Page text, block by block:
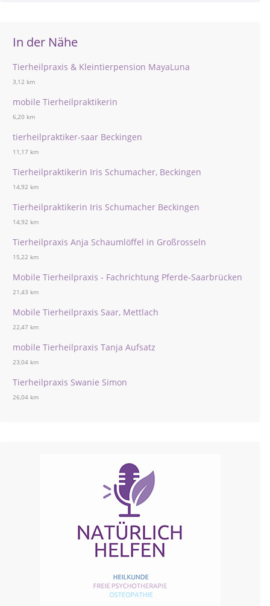
In der Nähe
Tierheilpraxis & Kleintierpension MayaLuna
3,12 km
mobile Tierheilpraktikerin
6,20 km
tierheilpraktiker-saar Beckingen
11,17 km
Tierheilpraktikerin Iris Schumacher, Beckingen
14,92 km
Tierheilpraktikerin Iris Schumacher Beckingen
14,92 km
Tierheilpraxis Anja Schaumlöffel in Großrosseln
15,22 km
Mobile Tierheilpraxis - Fachrichtung Pferde-Saarbrücken
21,43 km
Mobile Tierheilpraxis Saar, Mettlach
22,47 km
mobile Tierheilpraxis Tanja Aufsatz
23,04 km
Tierheilpraxis Swanie Simon
26,04 km